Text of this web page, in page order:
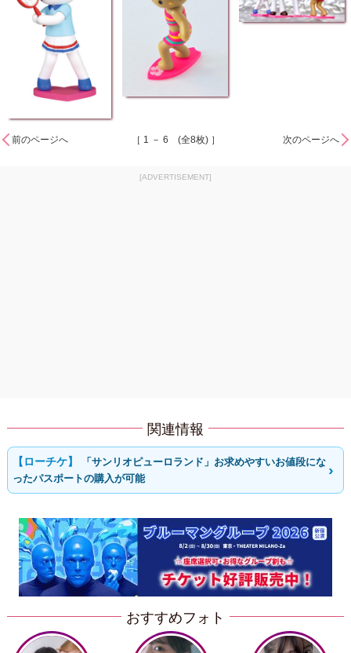
前のページへ ［ 1 － 6 (全8枚) ］ 次のページへ
[ADVERTISEMENT]
関連情報
「サンリオピューロランド」お求めやすいお値段にな
ったパスポートの購入が可能
おすすめフォト